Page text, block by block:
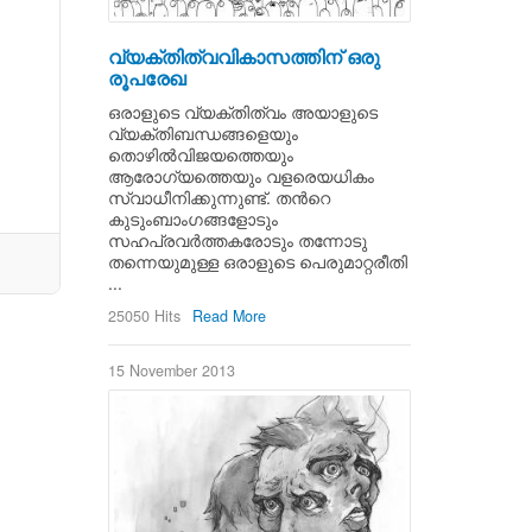
വ്യക്തിത്വവികാസത്തിന് ഒരു
രൂപരേഖ
ഒരാളുടെ വ്യക്തിത്വം അയാളുടെ
വ്യക്തിബന്ധങ്ങളെയും
തൊഴില്‍വിജയത്തെയും
ആരോഗ്യത്തെയും വളരെയധികം
സ്വാധീനിക്കുന്നുണ്ട്. തന്‍റെ
കുടുംബാംഗങ്ങളോടും
സഹപ്രവര്‍ത്തകരോടും തന്നോടു
തന്നെയുമുള്ള ഒരാളുടെ പെരുമാറ്റരീതി
...
25050 Hits Read More
15 November 2013